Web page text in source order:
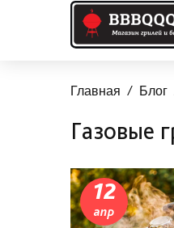
Главная Блог
Газовые
12
апр